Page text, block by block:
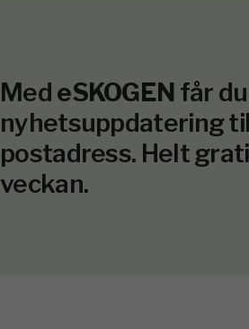
Med eSKOGEN får
nyhetsuppdatering
postadress. Helt
veckan.